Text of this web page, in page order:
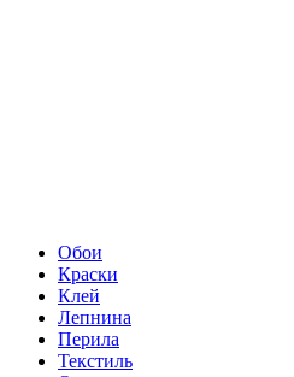
Обои
Краски
Клей
Лепнина
Перила
Текстиль